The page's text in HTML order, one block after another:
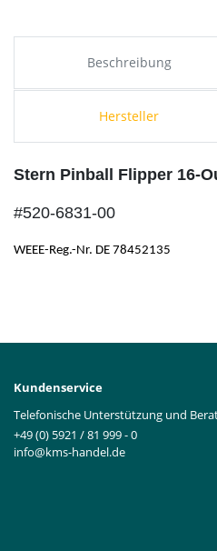
Beschreibung
Hersteller
Stern Pinball Flipper 16-
#520-6831-00
WEEE-Reg.-Nr. DE 78452135
Kundenservice
Telefonische Unterstützung und
+49 (0) 5921 / 81 999 - 0
info@kms-handel.de